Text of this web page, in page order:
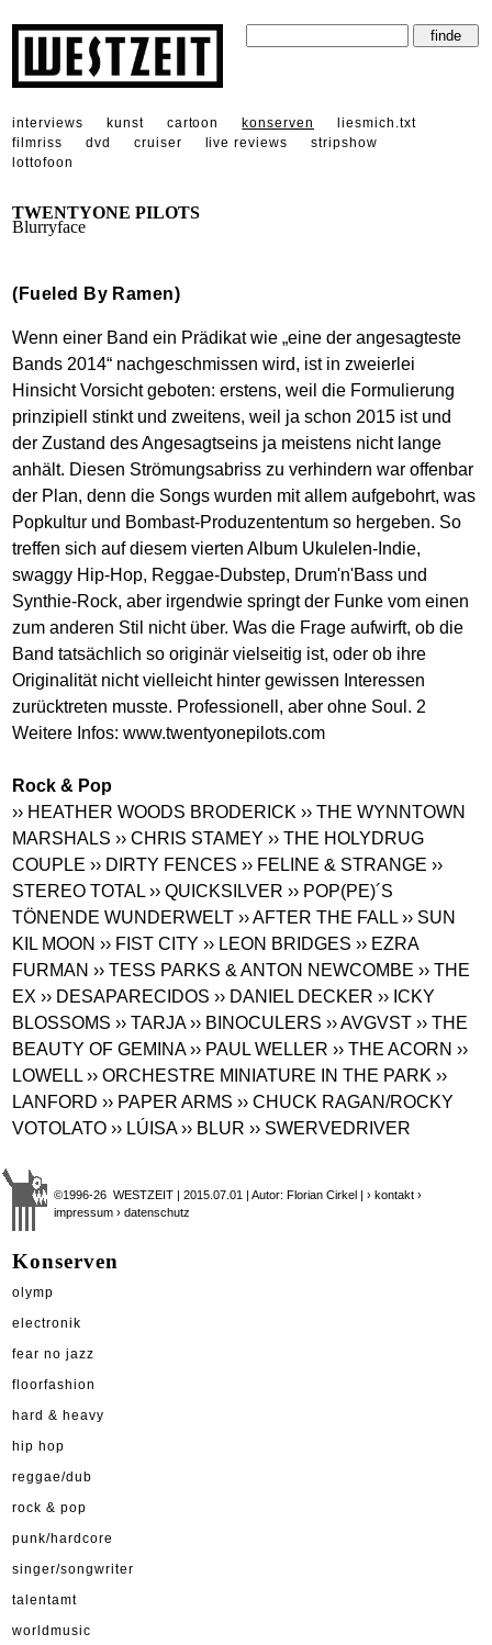
interviews kunst cartoon konserven
liesmich.txt
filmriss
dvd cruiser live reviews
stripshow
lottofoon
TWENTYONE PILOTS
Blurryface
(Fueled By Ramen)
Wenn einer Band ein Prädikat wie „eine der angesagteste
Bands 2014“ nachgeschmissen wird, ist in zweierlei
Hinsicht Vorsicht geboten: erstens, weil die Formulierung
prinzipiell stinkt und zweitens, weil ja schon 2015 ist und
der Zustand des Angesagtseins ja meistens nicht lange
anhält. Diesen Strömungsabriss zu verhindern war offenbar
der Plan, denn die Songs wurden mit allem aufgebohrt, was
Popkultur und Bombast-Produzententum so hergeben. So
treffen sich auf diesem vierten Album Ukulelen-Indie,
swaggy Hip-Hop, Reggae-Dubstep, Drum'n'Bass und
Synthie-Rock, aber irgendwie springt der Funke vom einen
zum anderen Stil nicht über. Was die Frage aufwirft, ob die
Band tatsächlich so originär vielseitig ist, oder ob ihre
Originalität nicht vielleicht hinter gewissen Interessen
zurücktreten musste. Professionell, aber ohne Soul. 2
Weitere Infos:www.twentyonepilots.com
Rock & Pop
›› HEATHER WOODS BRODERICK ›› THE WYNNTOWN
MARSHALS ›› CHRIS STAMEY ›› THE HOLYDRUG
COUPLE ›› DIRTY FENCES ›› FELINE & STRANGE ››
STEREO TOTAL ›› QUICKSILVER ›› POP(PE)´S
TÖNENDE WUNDERWELT ›› AFTER THE FALL ›› SUN
KIL MOON ›› FIST CITY ›› LEON BRIDGES ›› EZRA
FURMAN ›› TESS PARKS & ANTON NEWCOMBE ›› THE
EX ›› DESAPARECIDOS ›› DANIEL DECKER ›› ICKY
BLOSSOMS ›› TARJA ›› BINOCULERS ›› AVGVST ›› THE
BEAUTY OF GEMINA ›› PAUL WELLER ›› THE ACORN ››
LOWELL ›› ORCHESTRE MINIATURE IN THE PARK ››
LANFORD ›› PAPER ARMS ›› CHUCK RAGAN/ROCKY
VOTOLATO ›› LÚISA ›› BLUR ›› SWERVEDRIVER
©1996-26 WESTZEIT | 2015.07.01 | Autor: Florian Cirkel |› kontakt ›
impressum › datenschutz
Konserven
olymp
electronik
fear no jazz
floorfashion
hard & heavy
hip hop
reggae/dub
rock & pop
punk/hardcore
singer/songwriter
talentamt
worldmusic